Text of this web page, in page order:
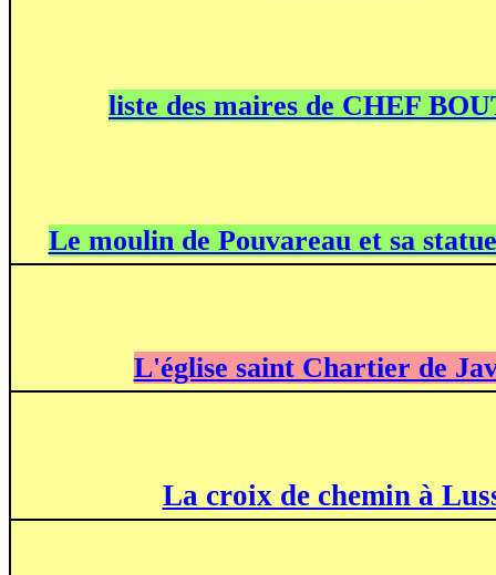
liste des maires de CHEF
Le moulin de Pouvareau et sa
L'église saint Chartier de
La croix de chemin à